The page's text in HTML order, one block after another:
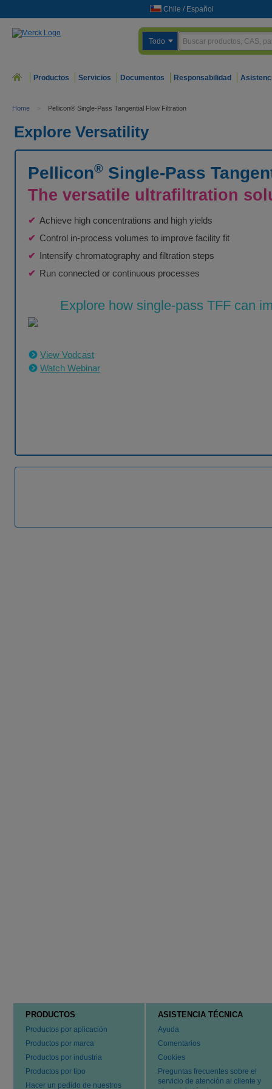
Chile / Español
Todo
Productos Servicios Documentos Responsabilidad
Home > Pellicon® Single-Pass Tangential Flow Filtration
Explore Versatility
Pellicon® Single-Pass
The versatile ultrafiltration
Achieve high concentrations and high yields
Control in-process volumes to improve facility fit
Intensify chromatography and filtration steps
Run connected or continuous processes
Explore how single-pass TFF can
View Vodcast
Watch Webinar
PRODUCTOS
Productos por aplicación
Productos por marca
Productos por industria
Productos por tipo
Hacer un pedido de nuestros
ASISTENCIA TÉCNICA
Ayuda
Comentarios
Cookies
Preguntas frecuentes sobre el
servicio de atención al cliente y